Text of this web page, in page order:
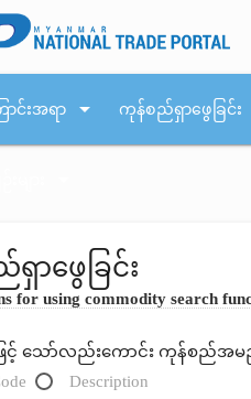
ာင်းအရာ arrow_drop_down ကုန်စည်ရှာဖွေခြင်း
ာဖွေခြင်း
for using commodity search
ဖြင့် သော်လည်းကောင်း ကုန်စည်အ
Description